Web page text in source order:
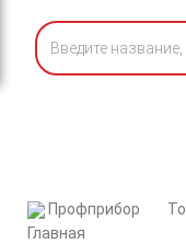
Профприбор